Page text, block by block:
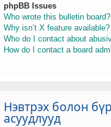
phpBB Issues
Who wrote this bulletin board?
Why isn’t X feature available?
Who do I contact about
How do I contact a board
Нэвтрэх болон
асуудлууд